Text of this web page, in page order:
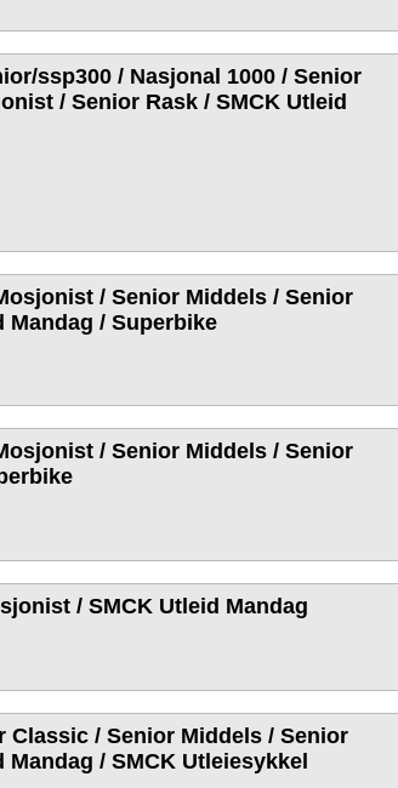
ssp300 / Nasjonal 1000 / Senior
/ Senior Rask / SMCK Utleid
/ Senior Middels / Senior
Mandag / Superbike
/ Senior Middels / Senior
/ SMCK Utleid Mandag
Classic / Senior Middels / Senior
/ SMCK Utleiesykkel